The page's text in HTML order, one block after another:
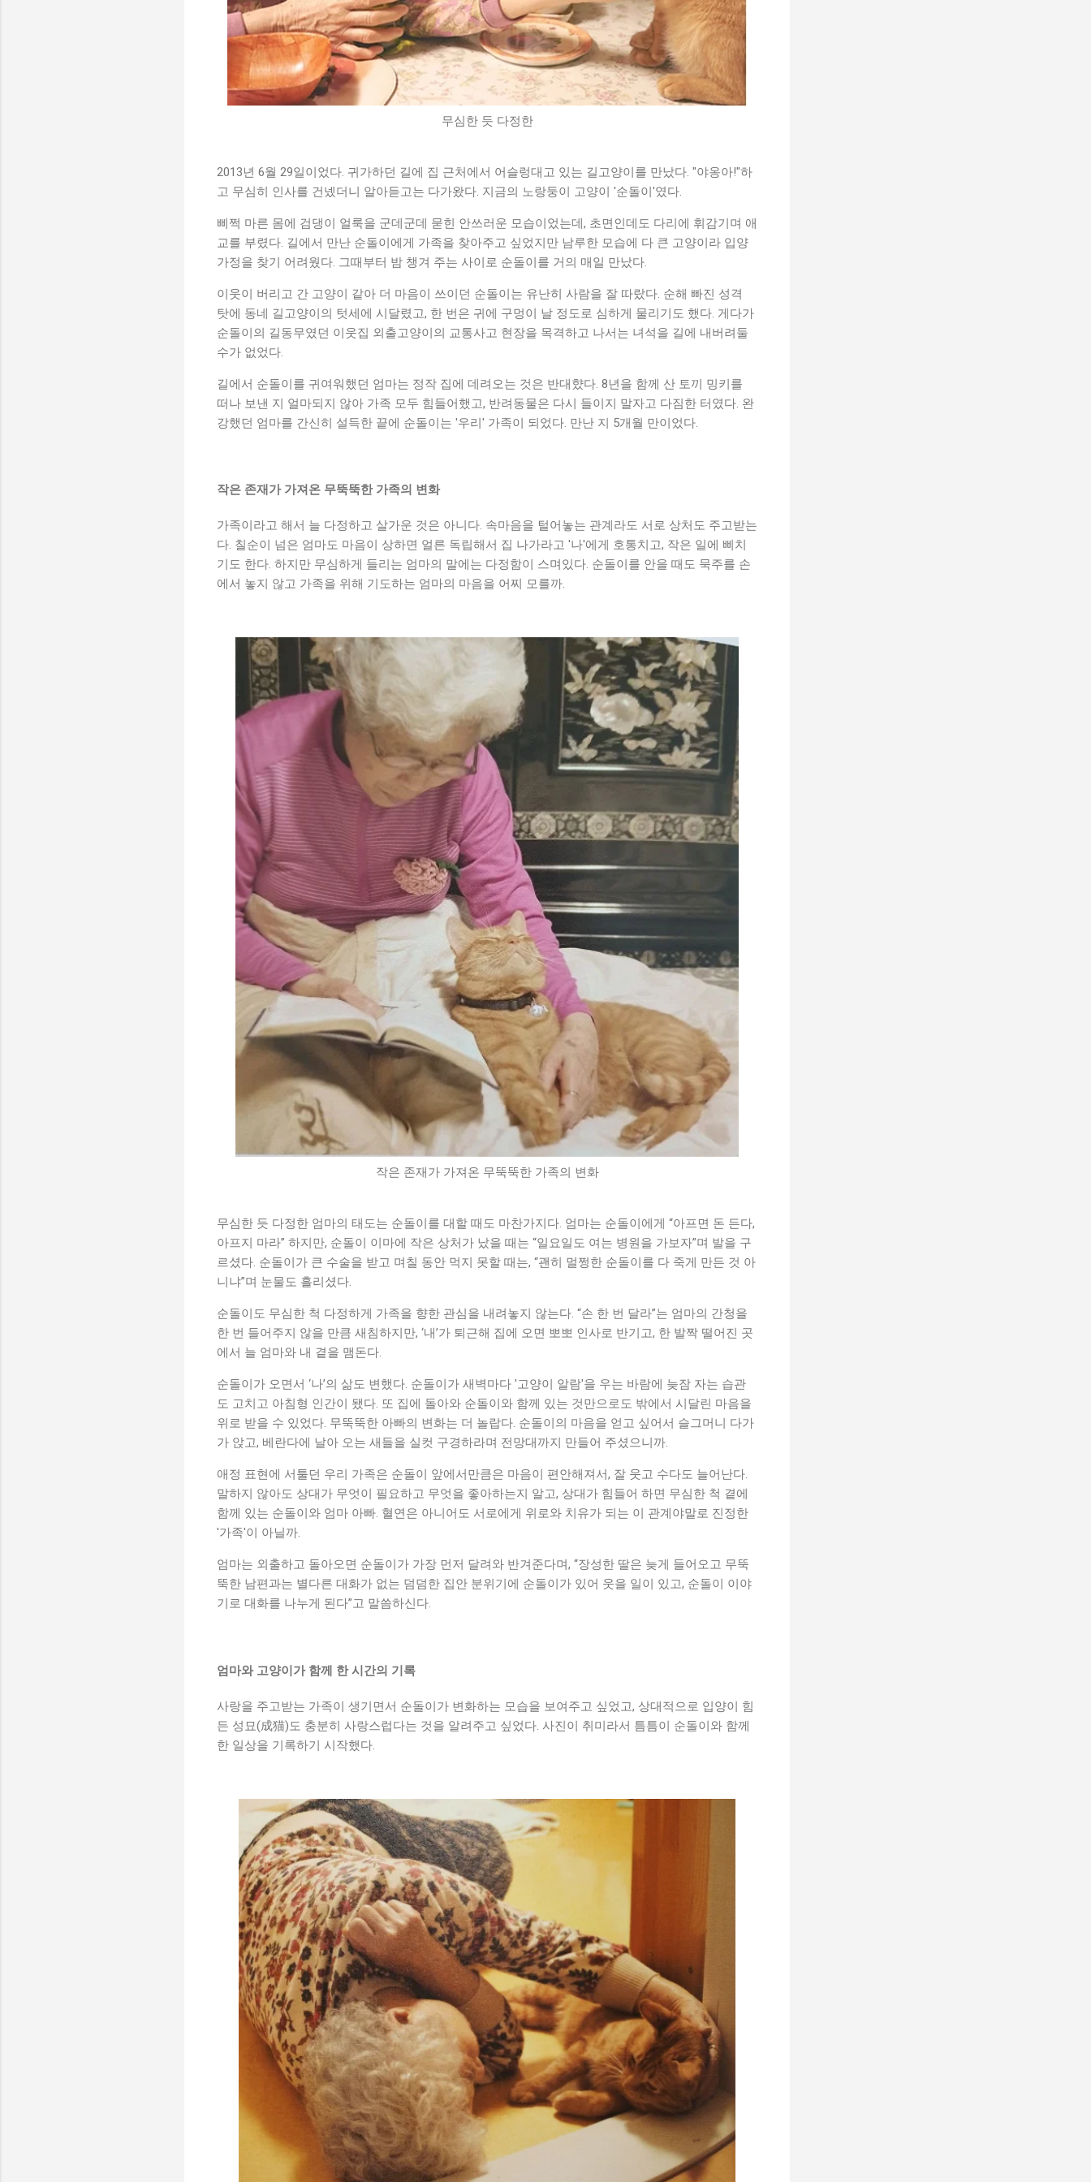
무심한 듯 다정한
2013년 6월 29일이었다. 귀가하던 길에 집 근처에서 어슬렁대고 있는 길고양이를 만났다. "야옹아!"하
고 무심히 인사를 건넸더니 알아듣고는 다가왔다. 지금의 노랑둥이 고양이 '순돌이'였다.
삐쩍 마른 몸에 검댕이 얼룩을 군데군데 묻힌 안쓰러운 모습이었는데, 초면인데도 다리에 휘감기며 애
교를 부렸다. 길에서 만난 순돌이에게 가족을 찾아주고 싶었지만 남루한 모습에 다 큰 고양이라 입양
가정을 찾기 어려웠다. 그때부터 밤 챙겨 주는 사이로 순돌이를 거의 매일 만났다.
이웃이 버리고 간 고양이 같아 더 마음이 쓰이던 순돌이는 유난히 사람을 잘 따랐다. 순해 빠진 성격
탓에 동네 길고양이의 텃세에 시달렸고, 한 번은 귀에 구멍이 날 정도로 심하게 물리기도 했다. 게다가
순돌이의 길동무였던 이웃집 외출고양이의 교통사고 현장을 목격하고 나서는 녀석을 길에 내버려둘
수가 없었다.
길에서 순돌이를 귀여워했던 엄마는 정작 집에 데려오는 것은 반대햤다. 8년을 함께 산 토끼 밍키를
떠나 보낸 지 얼마되지 않아 가족 모두 힘들어했고, 반려동물은 다시 들이지 말자고 다짐한 터였다. 완
강했던 엄마를 간신히 설득한 끝에 순돌이는 '우리' 가족이 되었다. 만난 지 5개월 만이었다.
작은 존재가 가져온 무뚝뚝한 가족의 변화
가족이라고 해서 늘 다정하고 살가운 것은 아니다. 속마음을 털어놓는 관계라도 서로 상처도 주고받는
다. 칠순이 넘은 엄마도 마음이 상하면 얼른 독립해서 집 나가라고 '나'에게 호통치고, 작은 일에 삐치
기도 한다. 하지만 무심하게 들리는 엄마의 말에는 다정함이 스며있다. 순돌이를 안을 때도 묵주를 손
에서 놓지 않고 가족을 위해 기도하는 엄마의 마음을 어찌 모를까.
작은 존재가 가져온 무뚝뚝한 가족의 변화
무심한 듯 다정한 엄마의 태도는 순돌이를 대할 때도 마찬가지다. 엄마는 순돌이에게 “아프면 돈 든다,
아프지 마라” 하지만, 순돌이 이마에 작은 상처가 났을 때는 “일요일도 여는 병원을 가보자”며 발을 구
르셨다. 순돌이가 큰 수술을 받고 며칠 동안 먹지 못할 때는, “괜히 멀쩡한 순돌이를 다 죽게 만든 것 아
니냐”며 눈물도 흘리셨다.
순돌이도 무심한 척 다정하게 가족을 향한 관심을 내려놓지 않는다. “손 한 번 달라”는 엄마의 간청을
한 번 들어주지 않을 만큼 새침하지만, ‘내’가 퇴근해 집에 오면 뽀뽀 인사로 반기고, 한 발짝 떨어진 곳
에서 늘 엄마와 내 곁을 맴돈다.
순돌이가 오면서 ‘나’의 삶도 변했다. 순돌이가 새벽마다 '고양이 알람'을 우는 바람에 늦잠 자는 습관
도 고치고 아침형 인간이 됐다. 또 집에 돌아와 순돌이와 함께 있는 것만으로도 밖에서 시달린 마음을
위로 받을 수 있었다. 무뚝뚝한 아빠의 변화는 더 놀랍다. 순돌이의 마음을 얻고 싶어서 슬그머니 다가
가 앉고, 베란다에 날아 오는 새들을 실컷 구경하라며 전망대까지 만들어 주셨으니까.
애정 표현에 서툴던 우리 가족은 순돌이 앞에서만큼은 마음이 편안해져서, 잘 웃고 수다도 늘어난다.
말하지 않아도 상대가 무엇이 필요하고 무엇을 좋아하는지 알고, 상대가 힘들어 하면 무심한 척 곁에
함께 있는 순돌이와 엄마 아빠. 혈연은 아니어도 서로에게 위로와 치유가 되는 이 관계야말로 진정한
'가족'이 아닐까.
엄마는 외출하고 돌아오면 순돌이가 가장 먼저 달려와 반겨준다며, “장성한 딸은 늦게 들어오고 무뚝
뚝한 남편과는 별다른 대화가 없는 덤덤한 집안 분위기에 순돌이가 있어 웃을 일이 있고, 순돌이 이야
기로 대화를 나누게 된다”고 말씀하신다.
엄마와 고양이가 함께 한 시간의 기록
사랑을 주고받는 가족이 생기면서 순돌이가 변화하는 모습을 보여주고 싶었고, 상대적으로 입양이 힘
든 성묘(成猫)도 충분히 사랑스럽다는 것을 알려주고 싶었다. 사진이 취미라서 틈틈이 순돌이와 함께
한 일상을 기록하기 시작했다.